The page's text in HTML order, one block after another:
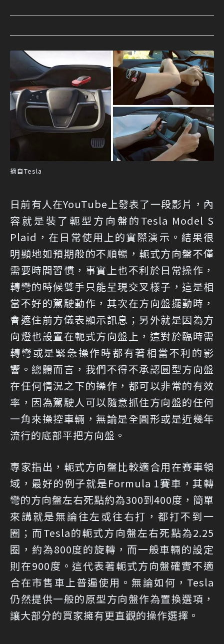
摘自Tesla
日前有人在YouTube上發表了一段影片，內
容就是裝了軛型方向盤的Tesla Model S
Plaid，在日常使用上的實際演示。結果很
明顯地如預期般的不順暢，軛式方向盤不僅
需要時間習慣，事實上也不利於日常操作，
轉彎的時候雙手只能呈現交叉樣子，這是相
當不好的駕駛動作，其次在方向盤擺動時，
會遮住前方儀表顯示訊息；另外就是因為方
向燈也設置在軛式方向盤上，這對於臨時需
轉彎或是緊急操作時都有著相當不利的影
響。總體而言，我們不得不承認圓型方向盤
在任何情況之下的操作，都可以非常的有效
率，因為駕駛人可以隨意抓住方向盤的任何
一角來操控車輛，無論是全圓形或是近幾年
流行的底部平把方向盤。
專家指出，軛式方向盤比較適合用在賽車領
域，最好的例子就是Formula 1賽車，其轉
彎的方向盤左右死點約為300到400度，簡單
來講就是無論往左或往右打，都打不到一
圈；而Tesla的軛式方向盤左右死點為2.25
圈，約為800度的旋轉，而一般車輛的設定
則在900度。這代表著軛式方向盤確實不適
合在市售車上普遍使用。無論如何，Tesla
仍然提供一般的原型方向盤作為置換選項，
讓大部分的買家擁有更直觀的操作選擇。